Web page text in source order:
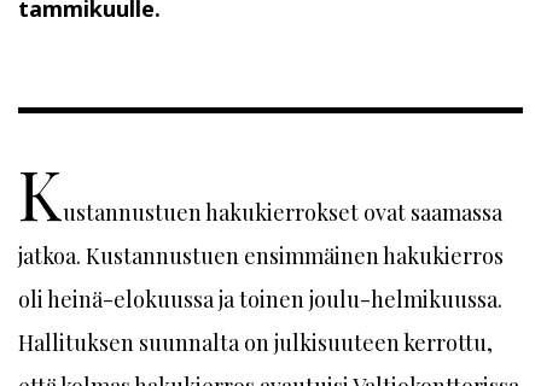
tammikuulle.
Kustannustuen hakukierrokset ovat saamassa
jatkoa. Kustannustuen ensimmäinen hakukierros
oli heinä-elokuussa ja toinen joulu-helmikuussa.
Hallituksen suunnalta on julkisuuteen kerrottu,